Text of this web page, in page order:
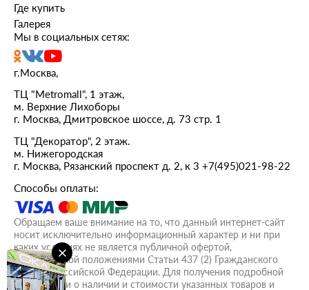
г.Москва,
ТЦ "Metromall", 1 этаж,
м. Верхние Лихоборы
г. Москва, Дмитровское шоссе, д. 73 стр. 1
ТЦ "Декоратор", 2 этаж.
м. Нижегородская
г. Москва, Рязанский проспект д. 2, к 3 +7(495)021-98-22
Способы оплаты:
Где купить
Галерея
Мы в социальных сетях:
Обращаем ваше внимание на то, что данный интернет-сайт
носит исключительно информационный характер и ни при
каких условиях не является публичной офертой,
определяемой положениями Статьи 437 (2) Гражданского
кодекса Российской Федерации. Для получения подробной
информации о наличии и стоимости указанных товаров и